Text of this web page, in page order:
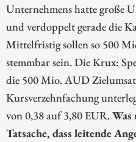
Unternehmens hatte große
und verdoppelt gerade die
Mittelfristig sollen so 500
stemmbar sein. Die Krux:
die 500 Mio. AUD
Kursverzehnfachung
von 0,38 auf 3,80 EUR.
Tatsache, dass leitende